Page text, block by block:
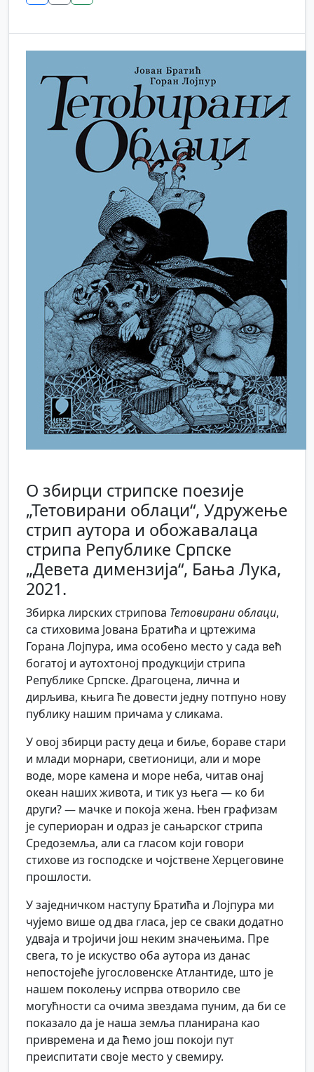
О збирци стрипске поезије
„Тетовирани облаци“, Удружење
стрип аутора и обожавалаца
стрипа Републике Српске
„Девета димензија“, Бања Лука,
2021.
Збирка лирских стрипова Тетовирани облаци,
са стиховима Јована Братића и цртежима
Горана Лојпура, има особено место у сада већ
богатој и аутохтоној продукцији стрипа
Републике Српске. Драгоцена, лична и
дирљива, књига ће довести једну потпуно нову
публику нашим причама у сликама.
У овој збирци расту деца и биље, бораве стари
и млади морнари, светионици, али и море
воде, море камена и море неба, читав онај
океан наших живота, и тик уз њега — ко би
други? — мачке и покоја жена. Њен графизам
је супериоран и одраз је сањарског стрипа
Средоземља, али са гласом који говори
стихове из господске и чојствене Херцеговине
прошлости.
У заједничком наступу Братића и Лојпура ми
чујемо више од два гласа, јер се сваки додатно
удваја и тројичи још неким значењима. Пре
свега, то је искуство оба аутора из данас
непостојеће југословенске Атлантиде, што је
нашем поколењу испрва отворило све
могућности са очима звездама пуним, да би се
показало да је наша земља планирана као
привремена и да ћемо још покоји пут
преиспитати своје место у свемиру.